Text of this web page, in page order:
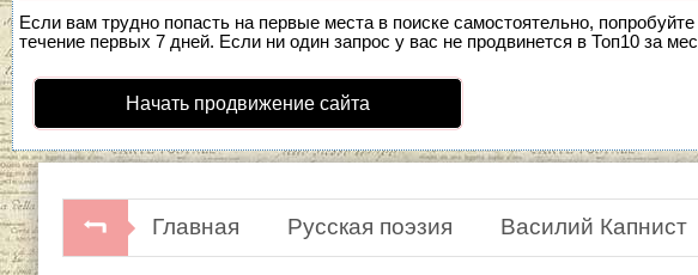
Если вам трудно попасть на первые места в поиске самостоятельно,
течение первых 7 дней. Если ни один запрос у вас не продвинется в Топ10 за
Начать продвижение сайта
Главная Русская поэзия Василий Капнист